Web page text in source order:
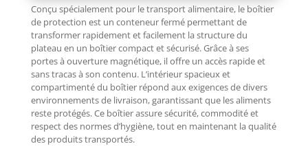
Conçu spécialement pour le transport alimentaire, le boîtier
de protection est un conteneur fermé permettant de
transformer rapidement et facilement la structure du
plateau en un boîtier compact et sécurisé. Grâce à ses
portes à ouverture magnétique, il offre un accès rapide et
sans tracas à son contenu. L’intérieur spacieux et
compartimenté du boîtier répond aux exigences de divers
environnements de livraison, garantissant que les aliments
reste protégés. Ce boîtier assure sécurité, commodité et
respect des normes d’hygiène, tout en maintenant la qualité
des produits transportés.